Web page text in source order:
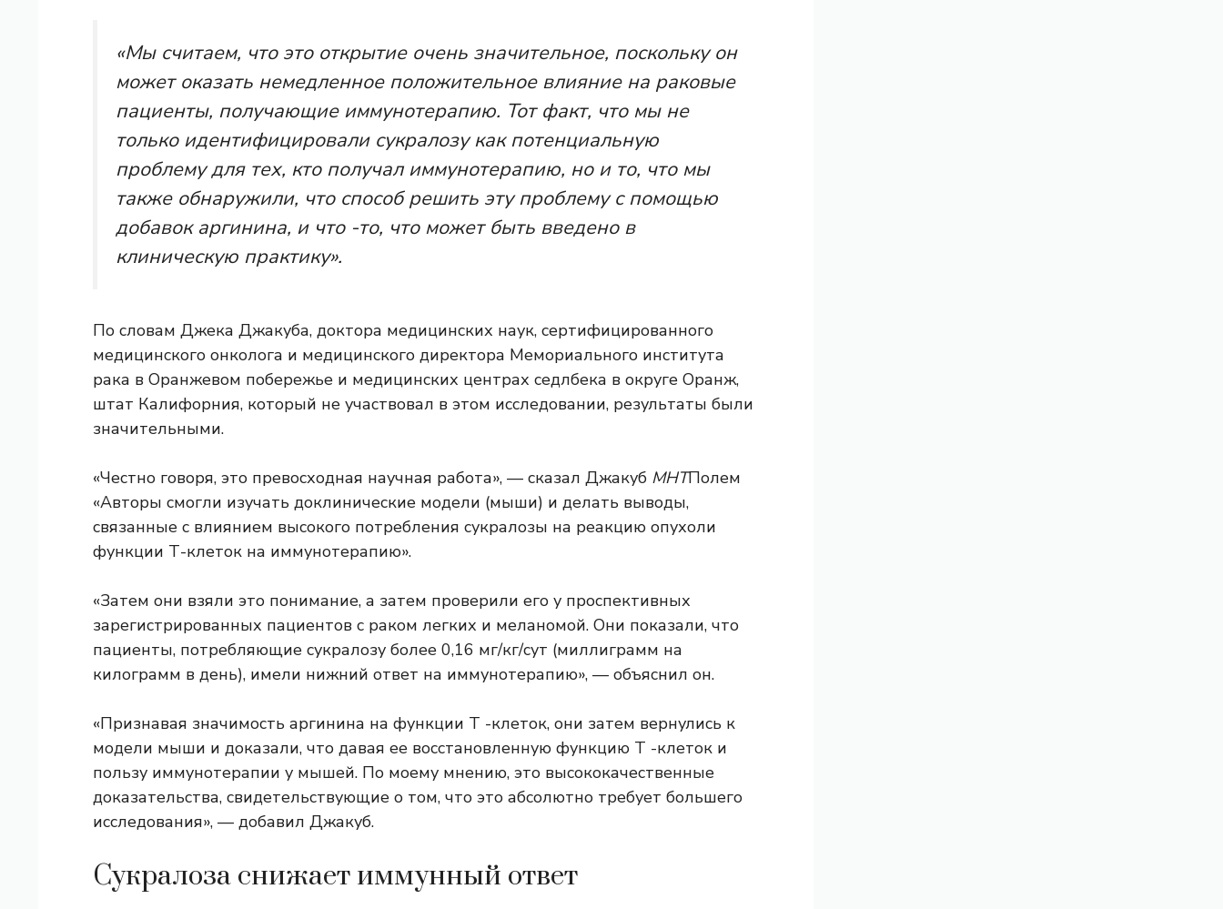
«Мы считаем, что это открытие очень значительное, поскольку он
может оказать немедленное положительное влияние на раковые
пациенты, получающие иммунотерапию. Тот факт, что мы не
только идентифицировали сукралозу как потенциальную
проблему для тех, кто получал иммунотерапию, но и то, что мы
также обнаружили, что способ решить эту проблему с помощью
добавок аргинина, и что -то, что может быть введено в
клиническую практику».
По словам Джека Джакуба, доктора медицинских наук, сертифицированного
медицинского онколога и медицинского директора Мемориального института
рака в Оранжевом побережье и медицинских центрах седлбека в округе Оранж,
штат Калифорния, который не участвовал в этом исследовании, результаты были
значительными.
«Честно говоря, это превосходная научная работа», — сказал Джакуб МНТПолем
«Авторы смогли изучать доклинические модели (мыши) и делать выводы,
связанные с влиянием высокого потребления сукралозы на реакцию опухоли
функции Т-клеток на иммунотерапию».
«Затем они взяли это понимание, а затем проверили его у проспективных
зарегистрированных пациентов с раком легких и меланомой. Они показали, что
пациенты, потребляющие сукралозу более 0,16 мг/кг/сут (миллиграмм на
килограмм в день), имели нижний ответ на иммунотерапию», — объяснил он.
«Признавая значимость аргинина на функции Т -клеток, они затем вернулись к
модели мыши и доказали, что давая ее восстановленную функцию Т -клеток и
пользу иммунотерапии у мышей. По моему мнению, это высококачественные
доказательства, свидетельствующие о том, что это абсолютно требует большего
исследования», — добавил Джакуб.
Сукралоза снижает иммунный ответ